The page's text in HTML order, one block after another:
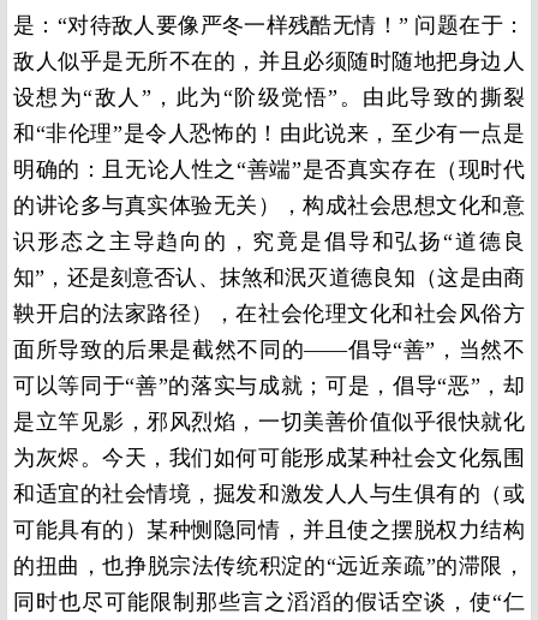
是：“对待敌人要像严冬一样残酷无情！” 问题在于：
敌人似乎是无所不在的，并且必须随时随地把身边人
设想为“敌人”，此为“阶级觉悟”。由此导致的撕裂
和“非伦理”是令人恐怖的！由此说来，至少有一点是
明确的：且无论人性之“善端”是否真实存在（现时代
的讲论多与真实体验无关），构成社会思想文化和意
识形态之主导趋向的，究竟是倡导和弘扬“道德良
知”，还是刻意否认、抹煞和泯灭道德良知（这是由商
鞅开启的法家路径），在社会伦理文化和社会风俗方
面所导致的后果是截然不同的——倡导“善”，当然不
可以等同于“善”的落实与成就；可是，倡导“恶”，却
是立竿见影，邪风烈焰，一切美善价值似乎很快就化
为灰烬。今天，我们如何可能形成某种社会文化氛围
和适宜的社会情境，掘发和激发人人与生俱有的（或
可能具有的）某种恻隐同情，并且使之摆脱权力结构
的扭曲，也挣脱宗法传统积淀的“远近亲疏”的滞限，
同时也尽可能限制那些言之滔滔的假话空谈，使“仁